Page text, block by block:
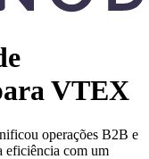
VTEX
operações B2B e
eficiência com um